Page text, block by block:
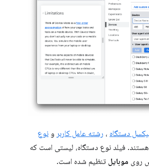
دستگاه ، رشته عامل کاربر و نوع
هستند. فیلد نوع دستگاه، لیستی است که
روی موبایل تنظیم شده است.